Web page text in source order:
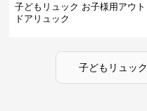
子どもリュック お子様用アウト
ドアリュック
子どもリュック